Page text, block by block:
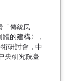
「傳統民
的建構〉，
研討會，中
央研究院臺